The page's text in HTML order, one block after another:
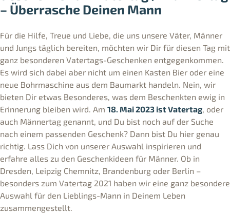
– Überrasche Deinen Mann
Für die Hilfe, Treue und Liebe, die uns unsere Väter, Männer
und Jungs täglich bereiten, möchten wir Dir für diesen Tag mit
ganz besonderen Vatertags-Geschenken entgegenkommen.
Es wird sich dabei aber nicht um einen Kasten Bier oder eine
neue Bohrmaschine aus dem Baumarkt handeln. Nein, wir
bieten Dir etwas Besonderes, was dem Beschenkten ewig in
Erinnerung bleiben wird. Am 18. Mai 2023 ist Vatertag, oder
auch Männertag genannt, und Du bist noch auf der Suche
nach einem passenden Geschenk? Dann bist Du hier genau
richtig. Lass Dich von unserer Auswahl inspirieren und
erfahre alles zu den Geschenkideen für Männer. Ob in
Dresden, Leipzig Chemnitz, Brandenburg oder Berlin –
besonders zum Vatertag 2021 haben wir eine ganz besondere
Auswahl für den Lieblings-Mann in Deinem Leben
zusammengestellt.